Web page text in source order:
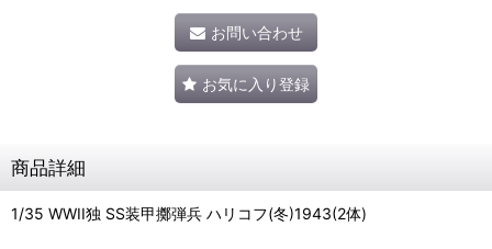
お問い合わせ
お気に入り登録
商品詳細
1/35 WWII独 SS装甲擲弾兵 ハリコフ(冬)1943(2体)